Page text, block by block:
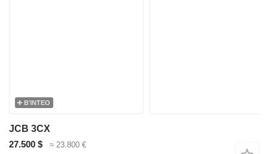
ΒΊΝΤΕΟ
JCB 3CX
27.500 $
≈ 23.800 €